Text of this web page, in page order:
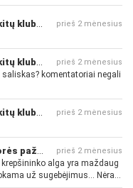
R. Vyšniauskas pasiuntė „Žalgirio“ ir kitų klubų fanus prieš 2 mėnesius
R. Vyšniauskas pasiuntė „Žalgirio“ ir kitų klubų fanus prieš 2 mėnesius
komentatoriai negali
R. Vyšniauskas pasiuntė „Žalgirio“ ir kitų klubų fanus prieš 2 mėnesius
J. Vainauskas: LKL finale „Žalgiris“ norės pažeminti „Rytą“ prieš 2 mėnesius
krepšininko alga yra maždaug
už sugebėjimus... Nėra